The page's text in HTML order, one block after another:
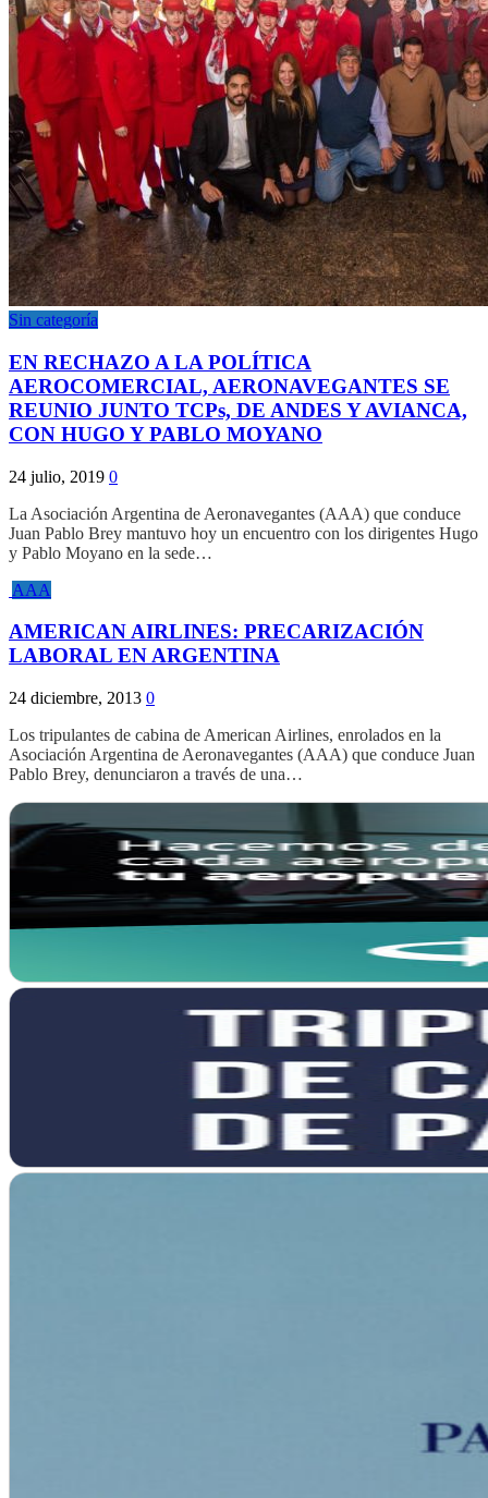
Sin categoría
EN RECHAZO A LA POLÍTICA
AEROCOMERCIAL, AERONAVEGANTES SE
REUNIO JUNTO TCPs, DE ANDES Y AVIANCA,
CON HUGO Y PABLO MOYANO
24 julio, 2019 0
La Asociación Argentina de Aeronavegantes (AAA) que conduce
Juan Pablo Brey mantuvo hoy un encuentro con los dirigentes Hugo
y Pablo Moyano en la sede…
AAA
AMERICAN AIRLINES: PRECARIZACIÓN
LABORAL EN ARGENTINA
24 diciembre, 2013 0
Los tripulantes de cabina de American Airlines, enrolados en la
Asociación Argentina de Aeronavegantes (AAA) que conduce Juan
Pablo Brey, denunciaron a través de una…